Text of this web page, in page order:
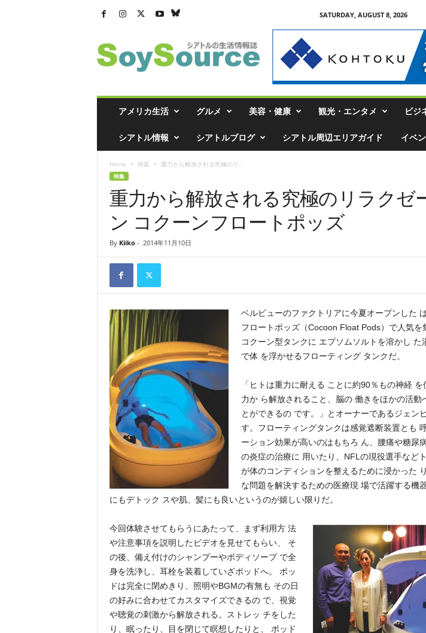
SATURDAY, AUGUST 8, 2026
ト
ル
アメリカ生活 グルメ 美容・健康 観光・エンタメ ビジ
シアトル情報 シアトルブログ シアトル周辺エリアガイド イベ
Home 特集 重力から解放される究極のリ...
特集
重力から解放される究極のリラクゼ
ン コクーンフロートポッズ
By Kiiko- 2014年11月10日
ベルビューのファクトリアに今夏オープンした
フロートポッズ（Cocoon Float Pods）で人気を
コクーン型タンクに エプソムソルトを溶かし た
で体 を浮かせるフローティング タンクだ。
「ヒトは重力に耐える ことに約90％もの神経
力か ら解放されること、脳の 働きをほかの活動
とができるの です。」とオーナーであるジェン
す。フローティングタンクは感覚遮断装置とも
ーション効果が高いのはもちろ ん、腰痛や糖尿
の炎症の治療に 用いたり、NFLの現役選手など
が体のコンディションを整えるために浸かった
な問題を解決するための医療現 場で活躍する機
にもデトック スや肌、髪にも良いというのが嬉しい限りだ。
今回体験させてもらうにあたって、まず利用方 法
や注意事項を説明したビデオを見せてもらい、 そ
の後、備え付けのシャンプーやボディソープ で全
身を洗浄し、耳栓を装着していざポッドへ。 ポッ
ドは完全に閉めきり、照明やBGMの有無も その日
の好みに合わせてカスタマイズできるの で、視覚
や聴覚の刺激から解放される。ストレッ チをした
り、眠ったり、目を閉じて瞑想したりと、 ポッド